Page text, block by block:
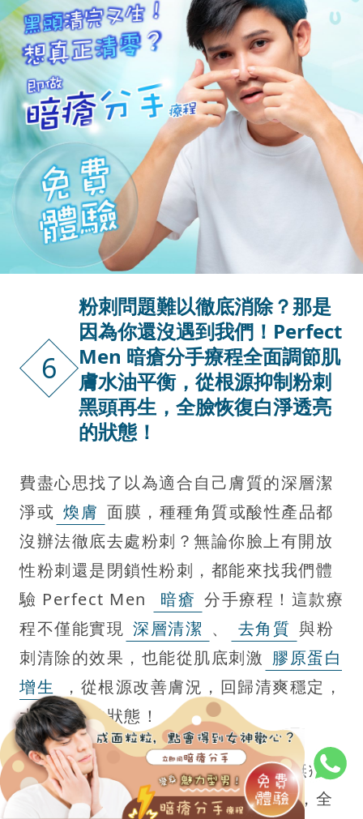
6
粉刺問題難以徹底消除？那是
因為你還沒遇到我們！Perfect
Men 暗瘡分手療程全面調節肌
膚水油平衡，從根源抑制粉刺
黑頭再生，全臉恢復白淨透亮
的狀態！
費盡心思找了以為適合自己膚質的深層潔
淨或 煥膚 面膜，種種角質或酸性產品都
沒辦法徹底去處粉刺？無論你臉上有開放
性粉刺還是閉鎖性粉刺，都能來找我們體
驗 Perfect Men
暗瘡 分手療程！這款療
程不僅能實現 深層清潔 、 去角質 與粉
刺清除的效果，也能從肌底刺激 膠原蛋白
增生
，從根源改善膚況，回歸清爽穩定，
水潤飽滿的狀態！
這款 Perfect Men 暗瘡分手療程是無痛無
創的，每次來體驗都只需要躺平享受，全